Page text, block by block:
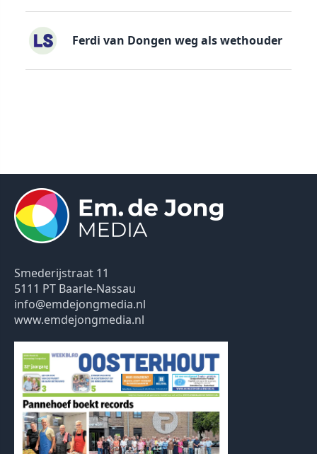
Ferdi van Dongen weg als wethouder
Smederijstraat 11
5111 PT Baarle-Nassau
info@emdejongmedia.nl
www.emdejongmedia.nl